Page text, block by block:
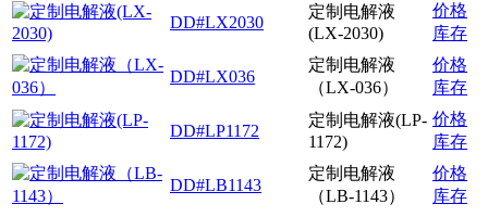
DD#LX2030
定制电解液
(LX-2030)
价格
库存
DD#LX036
定制电解液
（LX-036）
价格
库存
DD#LP1172
定制电解液(LP-
1172)
价格
库存
DD#LB1143
定制电解液
（LB-1143）
价格
库存